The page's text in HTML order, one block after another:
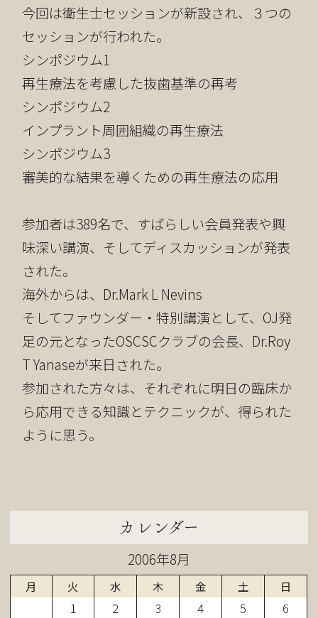
今回は衛生士セッションが新設され、３つの
セッションが行われた。
シンポジウム1
再生療法を考慮した抜歯基準の再考
シンポジウム2
インプラント周囲組織の再生療法
シンポジウム3
審美的な結果を導くための再生療法の応用
参加者は389名で、すばらしい会員発表や興
味深い講演、そしてディスカッションが発表
された。
海外からは、Dr.Mark L Nevins
そしてファウンダー・特別講演として、OJ発
足の元となったOSCSCクラブの会長、Dr.Roy
T Yanaseが来日された。
参加された方々は、それぞれに明日の臨床か
ら応用できる知識とテクニックが、得られた
ように思う。
カレンダー
2006年8月
月 火 水 木 金 土 日
1 2 3 4 5
6